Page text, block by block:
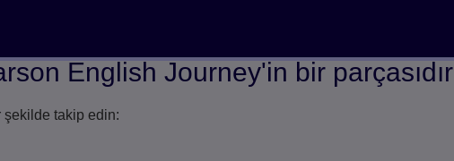
English Journey'in bir parçasıdır
şekilde takip edin: